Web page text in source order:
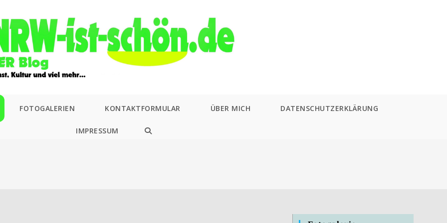
FOTOGALERIEN KONTAKTFORMULAR ÜBER MICH DATENSCHUTZERKLÄRUNG
IMPRESSUM
WEBSITE-